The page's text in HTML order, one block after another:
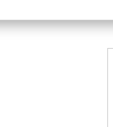
ト取り置き